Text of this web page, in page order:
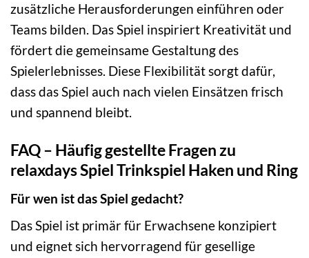
zusätzliche Herausforderungen einführen oder
Teams bilden. Das Spiel inspiriert Kreativität und
fördert die gemeinsame Gestaltung des
Spielerlebnisses. Diese Flexibilität sorgt dafür,
dass das Spiel auch nach vielen Einsätzen frisch
und spannend bleibt.
FAQ – Häufig gestellte Fragen zu
relaxdays Spiel Trinkspiel Haken und Ring
Für wen ist das Spiel gedacht?
Das Spiel ist primär für Erwachsene konzipiert
und eignet sich hervorragend für gesellige